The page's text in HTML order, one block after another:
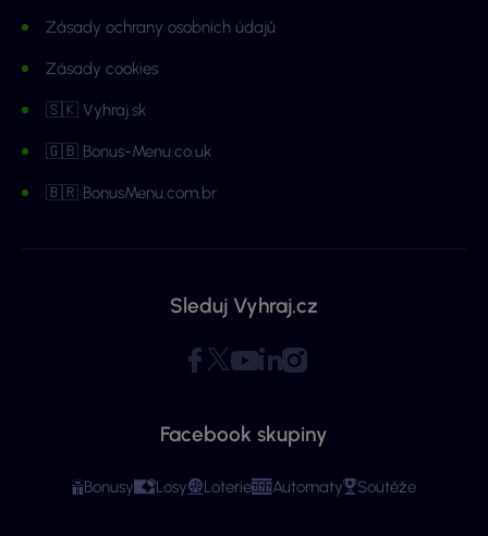
Zásady ochrany osobních údajů
Zásady cookies
🇸🇰 Vyhraj.sk
🇬🇧 Bonus-Menu.co.uk
🇧🇷 BonusMenu.com.br
Sleduj Vyhraj.cz
Facebook skupiny
Bonusy Losy Loterie Automaty Soutěže